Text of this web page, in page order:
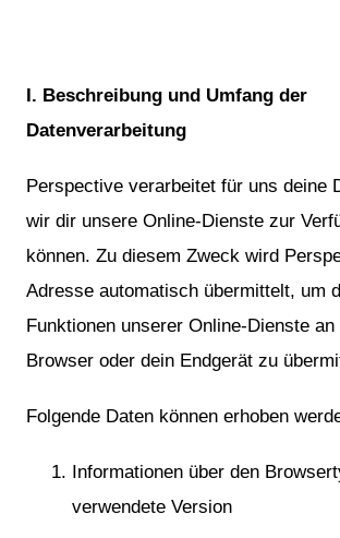
I. Beschreibung und Umfang der
Datenverarbeitung
Perspective verarbeitet für uns deine
wir dir unsere Online-Dienste zur
können. Zu diesem Zweck wird
Adresse automatisch übermittelt, um
Funktionen unserer Online-Dienste an
Browser oder dein Endgerät zu
Folgende Daten können erhoben
Informationen über den
verwendete Version